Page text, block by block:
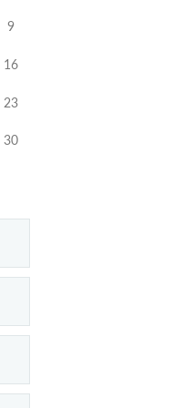
9
16
23
30